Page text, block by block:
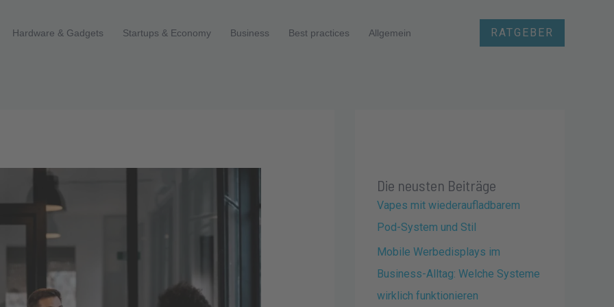
Hardware & Gadgets Startups & Economy Business Best practices Allgemein RATGEBER
Die neusten Beiträge
Vapes mit wiederaufladbarem
Pod-System und Stil
Mobile Werbedisplays im
Business-Alltag: Welche Systeme
wirklich funktionieren